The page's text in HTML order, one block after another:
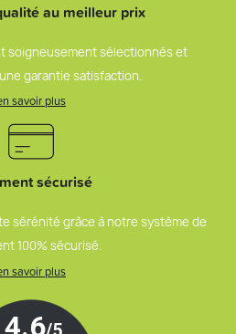
au meilleur prix
soigneusement sélectionnés et
garantie satisfaction.
savoir plus
sécurisé
sérénité grâce à notre système de
100% sécurisé.
savoir plus